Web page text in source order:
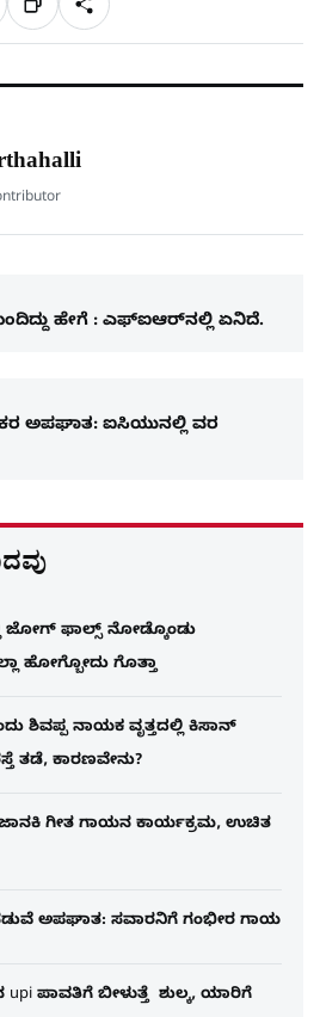
ಲಿಂ
ಕ್
S
h
a
ಹೇಗೆ : ಎಫ್​ಐಆರ್​ನಲ್ಲಿ ಏನಿದೆ.
ಅಪಘಾತ: ಐಸಿಯುನಲ್ಲಿ ವರ
ಜೋಗ್​ ಫಾಲ್ಸ್​ ನೋಡ್ಕೊಂಡು
ಹೋಗ್ಬೋದು ಗೊತ್ತಾ
ಶಿವಪ್ಪ ನಾಯಕ ವೃತ್ತದಲ್ಲಿ ಕಿಸಾನ್
ತಡೆ, ಕಾರಣವೇನು?
ಗೀತ ಗಾಯನ ಕಾರ್ಯಕ್ರಮ, ಉಚಿತ
ಅಪಘಾತ: ಸವಾರನಿಗೆ ಗಂಭೀರ ಗಾಯ
upi ಪಾವತಿಗೆ ಬೀಳುತ್ತೆ ಶುಲ್ಕ, ಯಾರಿಗೆ